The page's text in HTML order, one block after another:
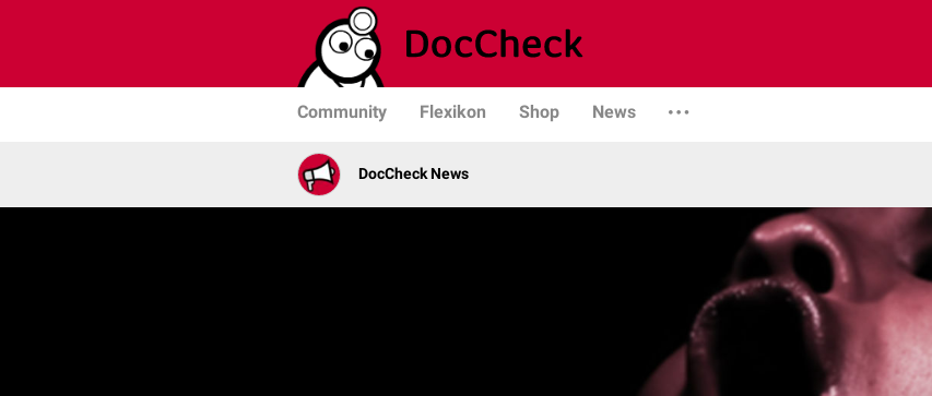
Community Flexikon Shop News
DocCheck News